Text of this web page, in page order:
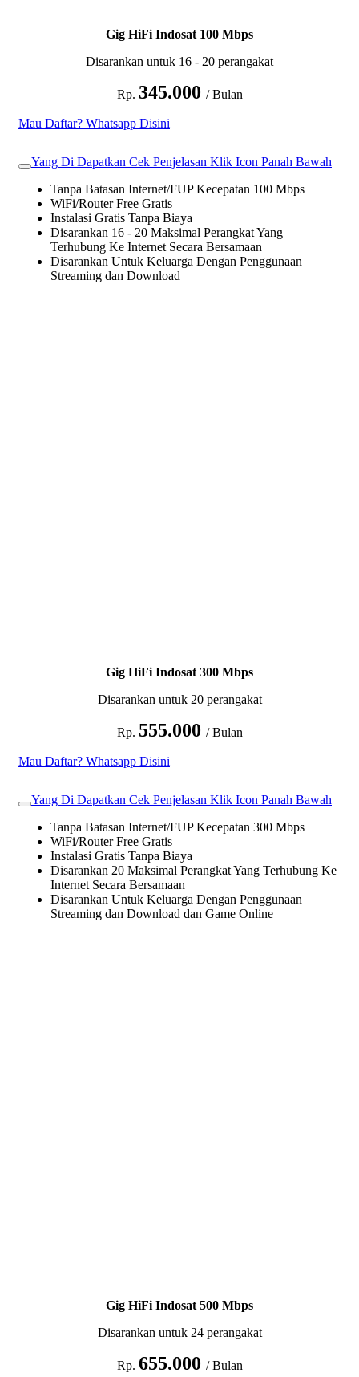
Gig HiFi Indosat 100 Mbps
Disarankan untuk 16 - 20 perangakat
Rp. 345.000 / Bulan
Mau Daftar? Whatsapp Disini
Yang Di Dapatkan Cek Penjelasan Klik Icon Panah Bawah
Tanpa Batasan Internet/FUP Kecepatan 100 Mbps
WiFi/Router Free Gratis
Instalasi Gratis Tanpa Biaya
Disarankan 16 - 20 Maksimal Perangkat Yang
Terhubung Ke Internet Secara Bersamaan
Disarankan Untuk Keluarga Dengan Penggunaan
Streaming dan Download
Gig HiFi Indosat 300 Mbps
Disarankan untuk 20 perangakat
Rp. 555.000 / Bulan
Mau Daftar? Whatsapp Disini
Yang Di Dapatkan Cek Penjelasan Klik Icon Panah Bawah
Tanpa Batasan Internet/FUP Kecepatan 300 Mbps
WiFi/Router Free Gratis
Instalasi Gratis Tanpa Biaya
Disarankan 20 Maksimal Perangkat Yang Terhubung Ke
Internet Secara Bersamaan
Disarankan Untuk Keluarga Dengan Penggunaan
Streaming dan Download dan Game Online
Gig HiFi Indosat 500 Mbps
Disarankan untuk 24 perangakat
Rp. 655.000 / Bulan